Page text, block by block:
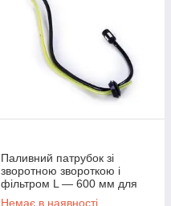
Паливний патрубок зі
зворотною звороткою і
фільтром L — 600 мм для
бензинового обприскувача
Немає в наявності